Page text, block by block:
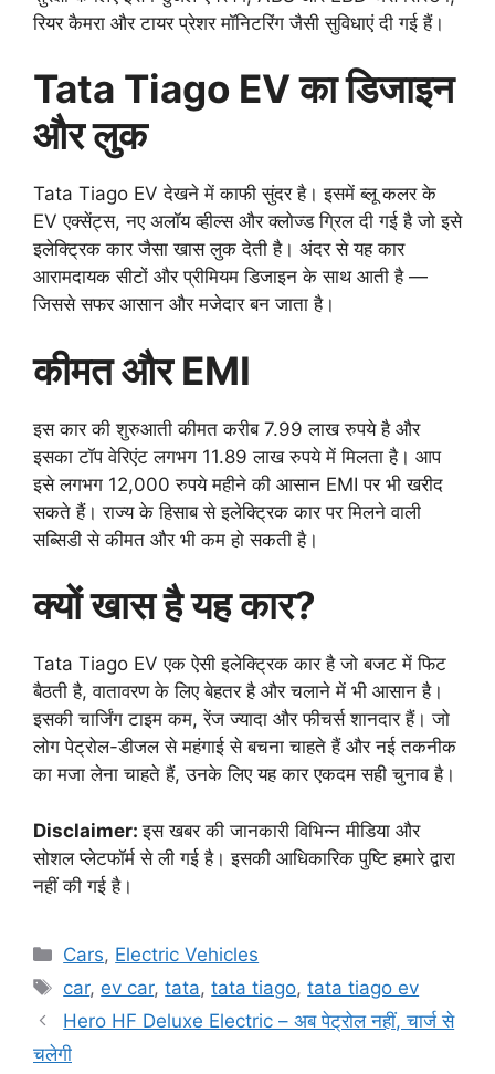
रियर कैमरा और टायर प्रेशर मॉनिटरिंग जैसी सुविधाएं दी गई हैं।
Tata Tiago EV का डिजाइन
और लुक
Tata Tiago EV देखने में काफी सुंदर है। इसमें ब्लू कलर के
EV एक्सेंट्स, नए अलॉय व्हील्स और क्लोज्ड ग्रिल दी गई है जो इसे
इलेक्ट्रिक कार जैसा खास लुक देती है। अंदर से यह कार
आरामदायक सीटों और प्रीमियम डिजाइन के साथ आती है —
जिससे सफर आसान और मजेदार बन जाता है।
कीमत और EMI
इस कार की शुरुआती कीमत करीब 7.99 लाख रुपये है और
इसका टॉप वेरिएंट लगभग 11.89 लाख रुपये में मिलता है। आप
इसे लगभग 12,000 रुपये महीने की आसान EMI पर भी खरीद
सकते हैं। राज्य के हिसाब से इलेक्ट्रिक कार पर मिलने वाली
सब्सिडी से कीमत और भी कम हो सकती है।
क्यों खास है यह कार?
Tata Tiago EV एक ऐसी इलेक्ट्रिक कार है जो बजट में फिट
बैठती है, वातावरण के लिए बेहतर है और चलाने में भी आसान है।
इसकी चार्जिंग टाइम कम, रेंज ज्यादा और फीचर्स शानदार हैं। जो
लोग पेट्रोल-डीजल से महंगाई से बचना चाहते हैं और नई तकनीक
का मजा लेना चाहते हैं, उनके लिए यह कार एकदम सही चुनाव है।
Disclaimer:इस खबर की जानकारी विभिन्न मीडिया और
सोशल प्लेटफॉर्म से ली गई है। इसकी आधिकारिक पुष्टि हमारे द्वारा
नहीं की गई है।
Categories
Cars, Electric Vehicles
Tags
car, ev car,tata,tata tiago,tata tiago ev
Hero HF Deluxe Electric – अब पेट्रोल नहीं, चार्ज से
चलेगी